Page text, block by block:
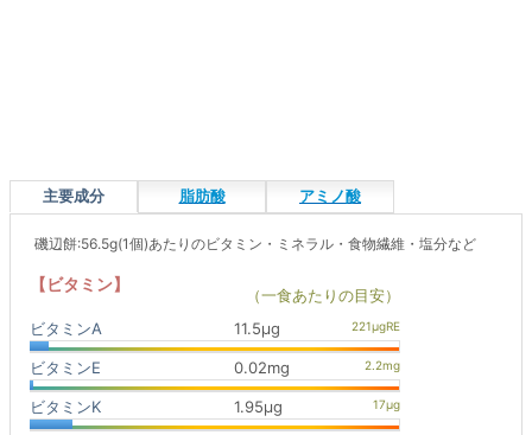
主要成分 脂肪酸 アミノ酸
磯辺餅:56.5g(1個)あたりのビタミン・ミネラル・食物繊維・塩分など
【ビタミン】
（一食あたりの目安）
ビタミンA
11.5μg
ビタミンE 0.02mg
ビタミンK 1.95μg